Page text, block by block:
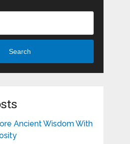
Search
Ancient Wisdom With